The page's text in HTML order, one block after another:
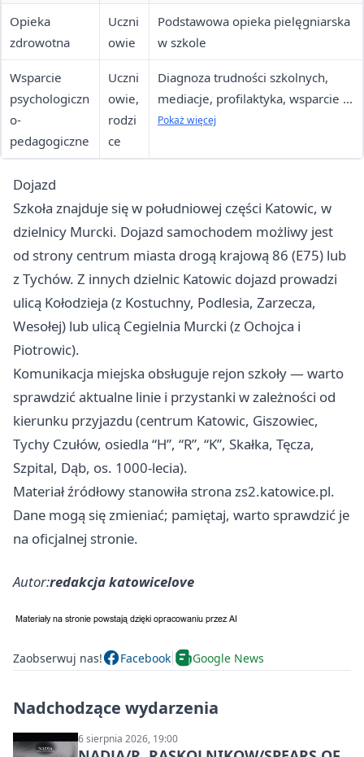
Opieka
zdrowotna
Uczni
owie
Podstawowa opieka pielęgniarska
w szkole
Wsparcie
psychologiczn
o-
pedagogiczne
Uczni
owie,
rodzi
ce
Diagnoza trudności szkolnych,
mediacje, profilaktyka, wsparcie w
sytuacjach kryzysowych
Pokaż więcej
Dojazd
Szkoła znajduje się w południowej części Katowic, w
dzielnicy Murcki. Dojazd samochodem możliwy jest
od strony centrum miasta drogą krajową 86 (E75) lub
z Tychów. Z innych dzielnic Katowic dojazd prowadzi
ulicą Kołodzieja (z Kostuchny, Podlesia, Zarzecza,
Wesołej) lub ulicą Cegielnia Murcki (z Ochojca i
Piotrowic).
Komunikacja miejska obsługuje rejon szkoły — warto
sprawdzić aktualne linie i przystanki w zależności od
kierunku przyjazdu (centrum Katowic, Giszowiec,
Tychy Czułów, osiedla “H”, “R”, “K”, Skałka, Tęcza,
Szpital, Dąb, os. 1000-lecia).
Materiał źródłowy stanowiła strona zs2.katowice.pl.
Dane mogą się zmieniać; pamiętaj, warto sprawdzić je
na oficjalnej stronie.
Autor:redakcja katowicelove
Zaobserwuj nas! Facebook Google News
Nadchodzące wydarzenia
6 sierpnia 2026, 19:00